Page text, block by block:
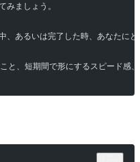
みましょう。
、あるいは完了した時、あなたに
と、短期間で形にするスピード感